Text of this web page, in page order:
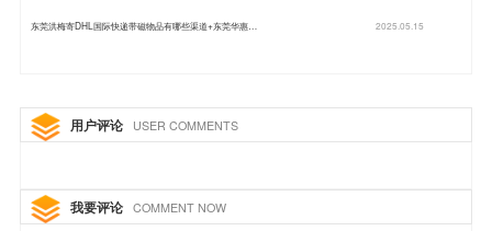
东莞洪梅寄DHL国际快递带磁物品有哪些渠道+东莞华惠… 2025.05.15
用户评论 USER COMMENTS
我要评论 COMMENT NOW